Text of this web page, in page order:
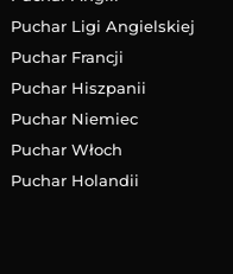
Puchar Ligi Angielskiej
Puchar Francji
Puchar Hiszpanii
Puchar Niemiec
Puchar Włoch
Puchar Holandii